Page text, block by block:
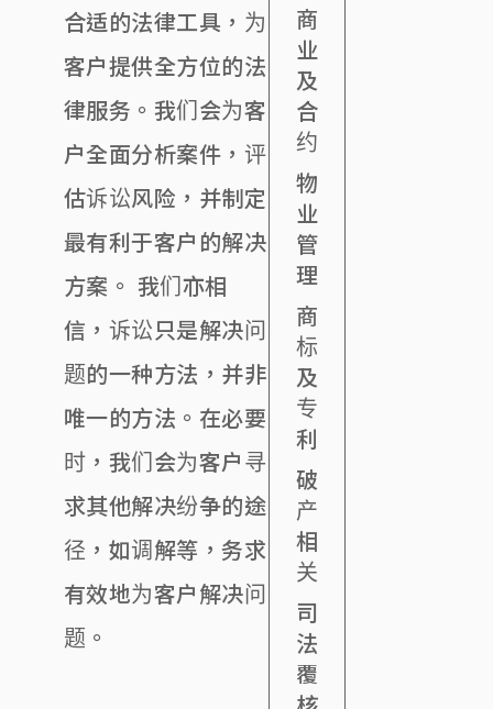
合适的法律工具，为
客户提供全方位的法
律服务。我们会为客
户全面分析案件，评
估诉讼风险，并制定
最有利于客户的解决
方案。 我们亦相
信，诉讼只是解决问
题的一种方法，并非
唯一的方法。在必要
时，我们会为客户寻
求其他解决纷争的途
径，如调解等，务求
有效地为客户解决问
题。
商
业
及
合
约
物
业
管
理
商
标
及
专
利
破
产
相
关
司
法
覆